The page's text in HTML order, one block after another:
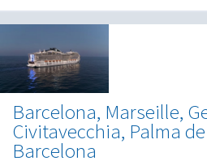
Barcelona, Marseille,
Civitavecchia, Palma
Barcelona